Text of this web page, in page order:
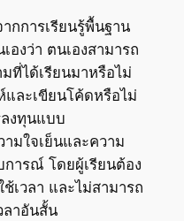
กการเรียนรู้พื้นฐาน
องว่า ตนเองสามารถ
ที่ได้เรียนมาหรือไม่
และเขียนโค้ดหรือไม่
งทุนแบบ
มใจเย็นและความ
การณ์ โดยผู้เรียนต้อง
เวลา และไม่สามารถ
ลาอันสั้น